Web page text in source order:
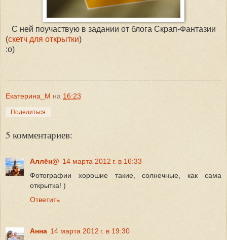
С ней поучаствую в задании от блога Скрап-Фантазии
(скетч для открытки)
:о)
Екатерина_М на 16:23
Поделиться
5 комментариев:
Аллён@ 14 марта 2012 г. в 16:33
Фотографии хорошие такие, солнечные, как сама
открытка! )
Ответить
Анна 14 марта 2012 г. в 19:30